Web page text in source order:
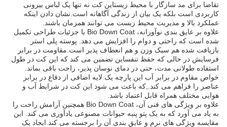
تقاضا برای مد سازگار با محیط زیستاین کت نه تنها یک لباس بیرونی
کاربردی است بلکه یک بیان از زندگی آگاهانه است.نشان دادن اینکه
عملکرد بالا و مدیریت محیط زیست می توانند همزمان باشند.
علاوه بر عایق بندی نوآورانه، Bio Down Coat با جزئیات طراحی تکمیل
شده است که راحتی و دوام را افزایش می دهد. پوسته پلی استر
بازیافت شده هم سبک وزن و هم انعطاف پذیر است.مقاومت در برابر
فرسایش در حالی که حفظ تنفساین تضمین می کند که این کت در طول
استفاده طولانی مدت، حتی در دمای نوسان پذیر، راحت باقی بماند.
خواص مقاوم در برابر آب این پارچه یک لایه اضافی از دفاع در برابر
عناصر را فراهم می کند.,که باعث می شود این کت در شرایط آب و
هوایی مختلف همراه قابل اعتماد باشد.
علاوه بر ویژگی های فنی آن، Bio Down Coat همچنین آرامش راحت را
به یاد می آورد که به یک پتو پنبه حیوانات مصنوعی یادآوری می کند. این
مقایسه ویژگی های نرم و عایق بندی آن را برجسته می کند.ایجاد یک